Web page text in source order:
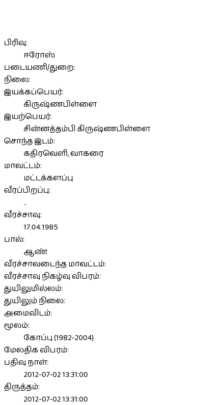
பிரிவு:
ஈரோஸ்
படையணி/துறை:
நிலை:
இயக்கப்பெயர்:
கிருஷ்ணபிள்ளை
இயற்பெயர்:
சின்னத்தம்பி கிருஷ்ணபிள்ளை
சொந்த இடம்:
கதிரவெளி, வாகரை
மாவட்டம்:
மட்டக்களப்பு
வீரப்பிறப்பு:
..
வீரச்சாவு:
17.04.1985
பால்:
ஆண்
வீரச்சாவடைந்த மாவட்டம்:
வீரச்சாவு நிகழ்வு விபரம்:
துயிலுமில்லம்:
துயிலும் நிலை:
அமைவிடம்:
மூலம்:
கோப்பு (1982-2004)
மேலதிக விபரம்:
பதிவு நாள்:
2012-07-02 13:31:00
திருத்தம்:
2012-07-02 13:31:00